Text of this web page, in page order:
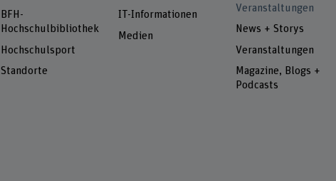
BFH-
Hochschulbibliothek
Hochschulsport
Standorte
IT-Informationen
Medien
Veranstaltungen
News + Storys
Veranstaltungen
Magazine, Blogs +
Podcasts